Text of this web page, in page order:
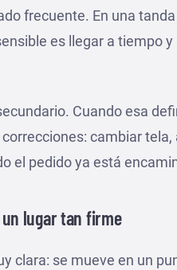
frecuente. En una
es llegar a tiempo
Cuando esa
cambiar
el pedido ya está
lugar tan firme
clara: se mueve en un